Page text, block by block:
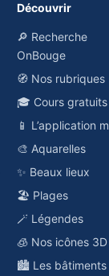
Découvrir
🔎 Recherche
OnBouge
🧭 Nos rubriques
🎓 Cours gratuits
📱 L’application
🎨 Aquarelles
✨ Beaux lieux
🏖️ Plages
🪄 Légendes
🧊 Nos icônes 3D
🏙️ Les bâtiments